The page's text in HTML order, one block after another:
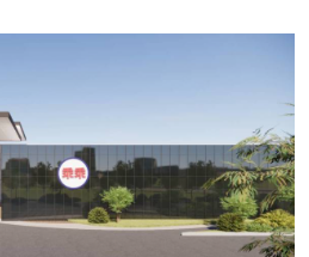
跌保值」特性。
、年輕化」的科技工程師與高階
，更徹底翻轉了在地的教育版
代父母對教育的投資不減反增，
教育」。面對未來的全球化競